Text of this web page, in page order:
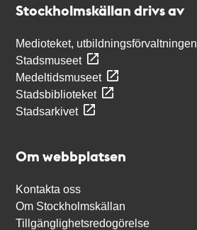
Stockholmskällan drivs av
Medioteket, utbildningsförvaltningen
Stadsmuseet
Medeltidsmuseet
Stadsbiblioteket
Stadsarkivet
Om webbplatsen
Kontakta oss
Om Stockholmskällan
Tillgänglighetsredogörelse